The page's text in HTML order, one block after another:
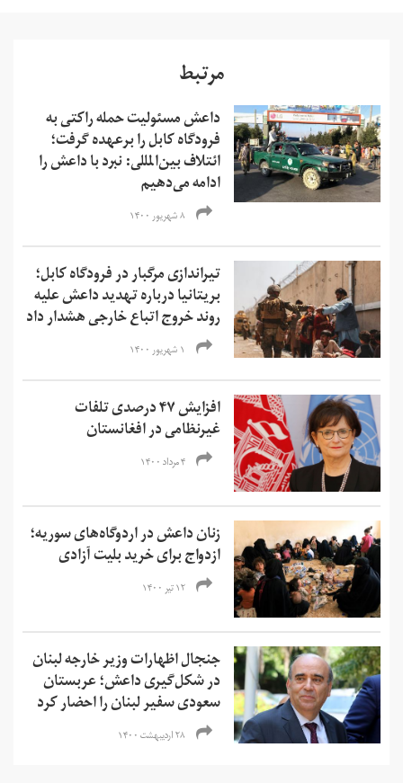
مرتبط
داعش مسئولیت حمله راکتی به
فرودگاه کابل را برعهده گرفت؛
ائتلاف بین‌المللی: نبرد با داعش را
ادامه می‌دهیم
۸ شهریور ۱۴۰۰
تیراندازی مرگبار در فرودگاه کابل؛
بریتانیا درباره تهدید داعش علیه
روند خروج اتباع خارجی هشدار داد
۱ شهریور ۱۴۰۰
افزایش ۴۷ درصدی تلفات
غیرنظامی در افغانستان
۴ مرداد ۱۴۰۰
زنان داعش در اردوگاه‌های سوریه؛
ازدواج برای خرید بلیت آزادی
۱۲ تیر ۱۴۰۰
جنجال اظهارات وزیر خارجه لبنان
در شکل‌گیری داعش؛ عربستان
سعودی سفیر لبنان را احضار کرد
۲۸ اردیبهشت ۱۴۰۰